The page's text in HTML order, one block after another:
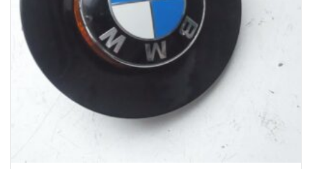
1-3 Werktage